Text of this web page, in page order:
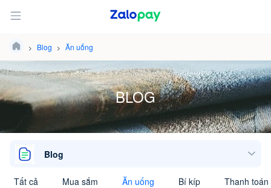
Blog Ăn uống
BLOG
Blog
Tất cả Mua sắm Ăn uống Bí kíp Thanh